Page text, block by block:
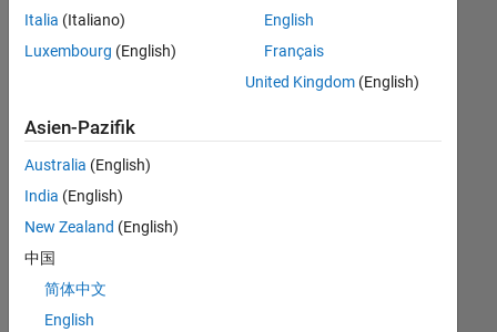
alle
Stellenangebote
anzeigen .
noch
keine
offenen
Stellen
können,
die
Ihren
Italia (Italiano)
Luxembourg (English)
English
Français
United Kingdom(English)
Asien-Pazifik
Australia (English)
India (English)
New Zealand (English)
中国
简体中文
English